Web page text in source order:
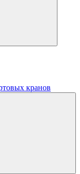
кранов